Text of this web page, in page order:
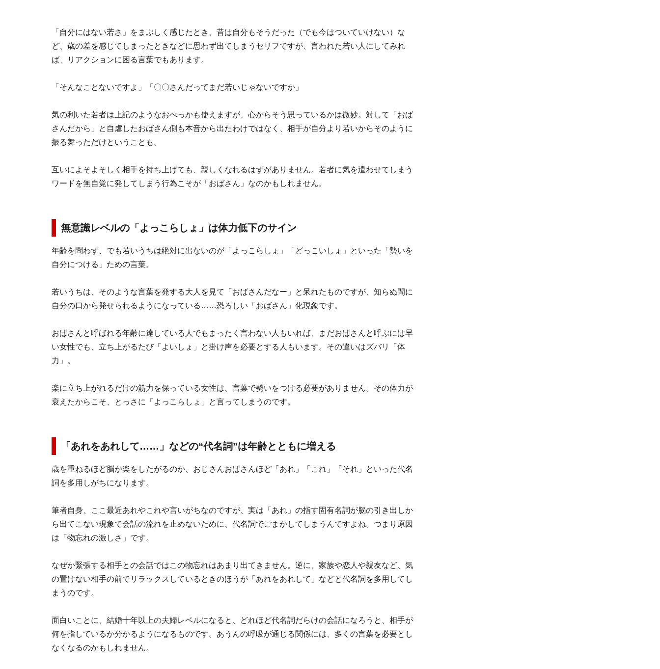
「自分にはない若さ」をまぶしく感じたとき、昔は自分もそうだった（でも今はついていけない）な
ど、歳の差を感じてしまったときなどに思わず出てしまうセリフですが、言われた若い人にしてみれ
ば、リアクションに困る言葉でもあります。
「そんなことないですよ」「〇〇さんだってまだ若いじゃないですか」
気の利いた若者は上記のようなおべっかも使えますが、心からそう思っているかは微妙。対して「おば
さんだから」と自虐したおばさん側も本音から出たわけではなく、相手が自分より若いからそのように
振る舞っただけということも。
互いによそよそしく相手を持ち上げても、親しくなれるはずがありません。若者に気を遣わせてしまう
ワードを無自覚に発してしまう行為こそが「おばさん」なのかもしれません。
無意識レベルの「よっこらしょ」は体力低下のサイン
年齢を問わず、でも若いうちは絶対に出ないのが「よっこらしょ」「どっこいしょ」といった「勢いを
自分につける」ための言葉。
若いうちは、そのような言葉を発する大人を見て「おばさんだなー」と呆れたものですが、知らぬ間に
自分の口から発せられるようになっている……恐ろしい「おばさん」化現象です。
おばさんと呼ばれる年齢に達している人でもまったく言わない人もいれば、まだおばさんと呼ぶには早
い女性でも、立ち上がるたび「よいしょ」と掛け声を必要とする人もいます。その違いはズバリ「体
力」。
楽に立ち上がれるだけの筋力を保っている女性は、言葉で勢いをつける必要がありません。その体力が
衰えたからこそ、とっさに「よっこらしょ」と言ってしまうのです。
「あれをあれして……」などの“代名詞”は年齢とともに増える
歳を重ねるほど脳が楽をしたがるのか、おじさんおばさんほど「あれ」「これ」「それ」といった代名
詞を多用しがちになります。
筆者自身、ここ最近あれやこれや言いがちなのですが、実は「あれ」の指す固有名詞が脳の引き出しか
ら出てこない現象で会話の流れを止めないために、代名詞でごまかしてしまうんですよね。つまり原因
は「物忘れの激しさ」です。
なぜか緊張する相手との会話ではこの物忘れはあまり出てきません。逆に、家族や恋人や親友など、気
の置けない相手の前でリラックスしているときのほうが「あれをあれして」などと代名詞を多用してし
まうのです。
面白いことに、結婚十年以上の夫婦レベルになると、どれほど代名詞だらけの会話になろうと、相手が
何を指しているか分かるようになるものです。あうんの呼吸が通じる関係には、多くの言葉を必要とし
なくなるのかもしれません。